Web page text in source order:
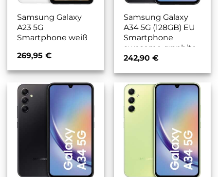
Samsung Galaxy
A23 5G
Smartphone weiß
269,95 €
Samsung Galaxy
A34 5G (128GB) EU
Smartphone
awesome graphite
242,90 €